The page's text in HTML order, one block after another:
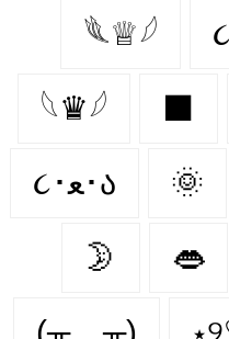
𓆰♕𓆪
𓆩♛𓆪
૮･ﻌ･ა 🌞
🌛 👄